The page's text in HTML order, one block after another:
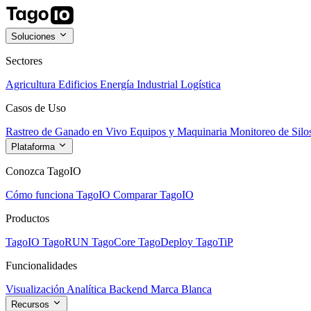
Soluciones
Sectores
Agricultura Edificios Energía Industrial Logística
Casos de Uso
Rastreo de Ganado en Vivo Equipos y Maquinaria Monitoreo de
Plataforma
Conozca TagoIO
Cómo funciona TagoIO Comparar TagoIO
Productos
TagoIO TagoRUN TagoCore TagoDeploy TagoTiP
Funcionalidades
Visualización Analítica Backend Marca Blanca
Recursos